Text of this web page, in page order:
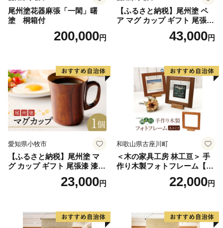
尾州塗花器麻張「一閑」曙
塗 桐箱付
200,000円
【ふるさと納税】尾州塗 ペ
ア マグ カップ ギフト 尾張漆
漆 漆器 漆器工芸 工芸品 芸術
性 実用性 抗菌性 美味しく安
抗ウイルス効果 お取り寄せ
愛知県 小牧市 送料無料
43,000円
愛知県小牧市
【ふるさと納税】尾州塗 マ
グ カップ ギフト 尾張漆 漆
漆器 漆器工芸 工芸品 芸術性
実用性 抗菌性 美味しく安全
ウイルス効果 お取り寄せ 愛
知県 小牧市 送料無料
23,000円
和歌山県古座川町
＜木の家具工房 林工亘＞ 手
作り木製フォトフレーム【A
22,000円